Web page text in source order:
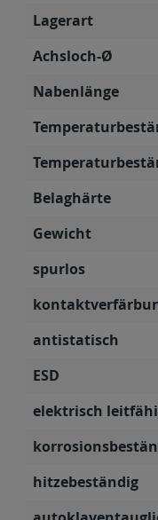
Lagerart
Achsloch-Ø
Nabenlänge
Belaghärte
Gewicht
spurlos
antistatisch
ESD
elektrisch
hitzebeständig